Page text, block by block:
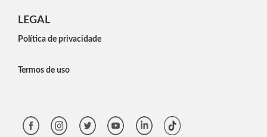
LEGAL
Política de privacidade
Termos de uso